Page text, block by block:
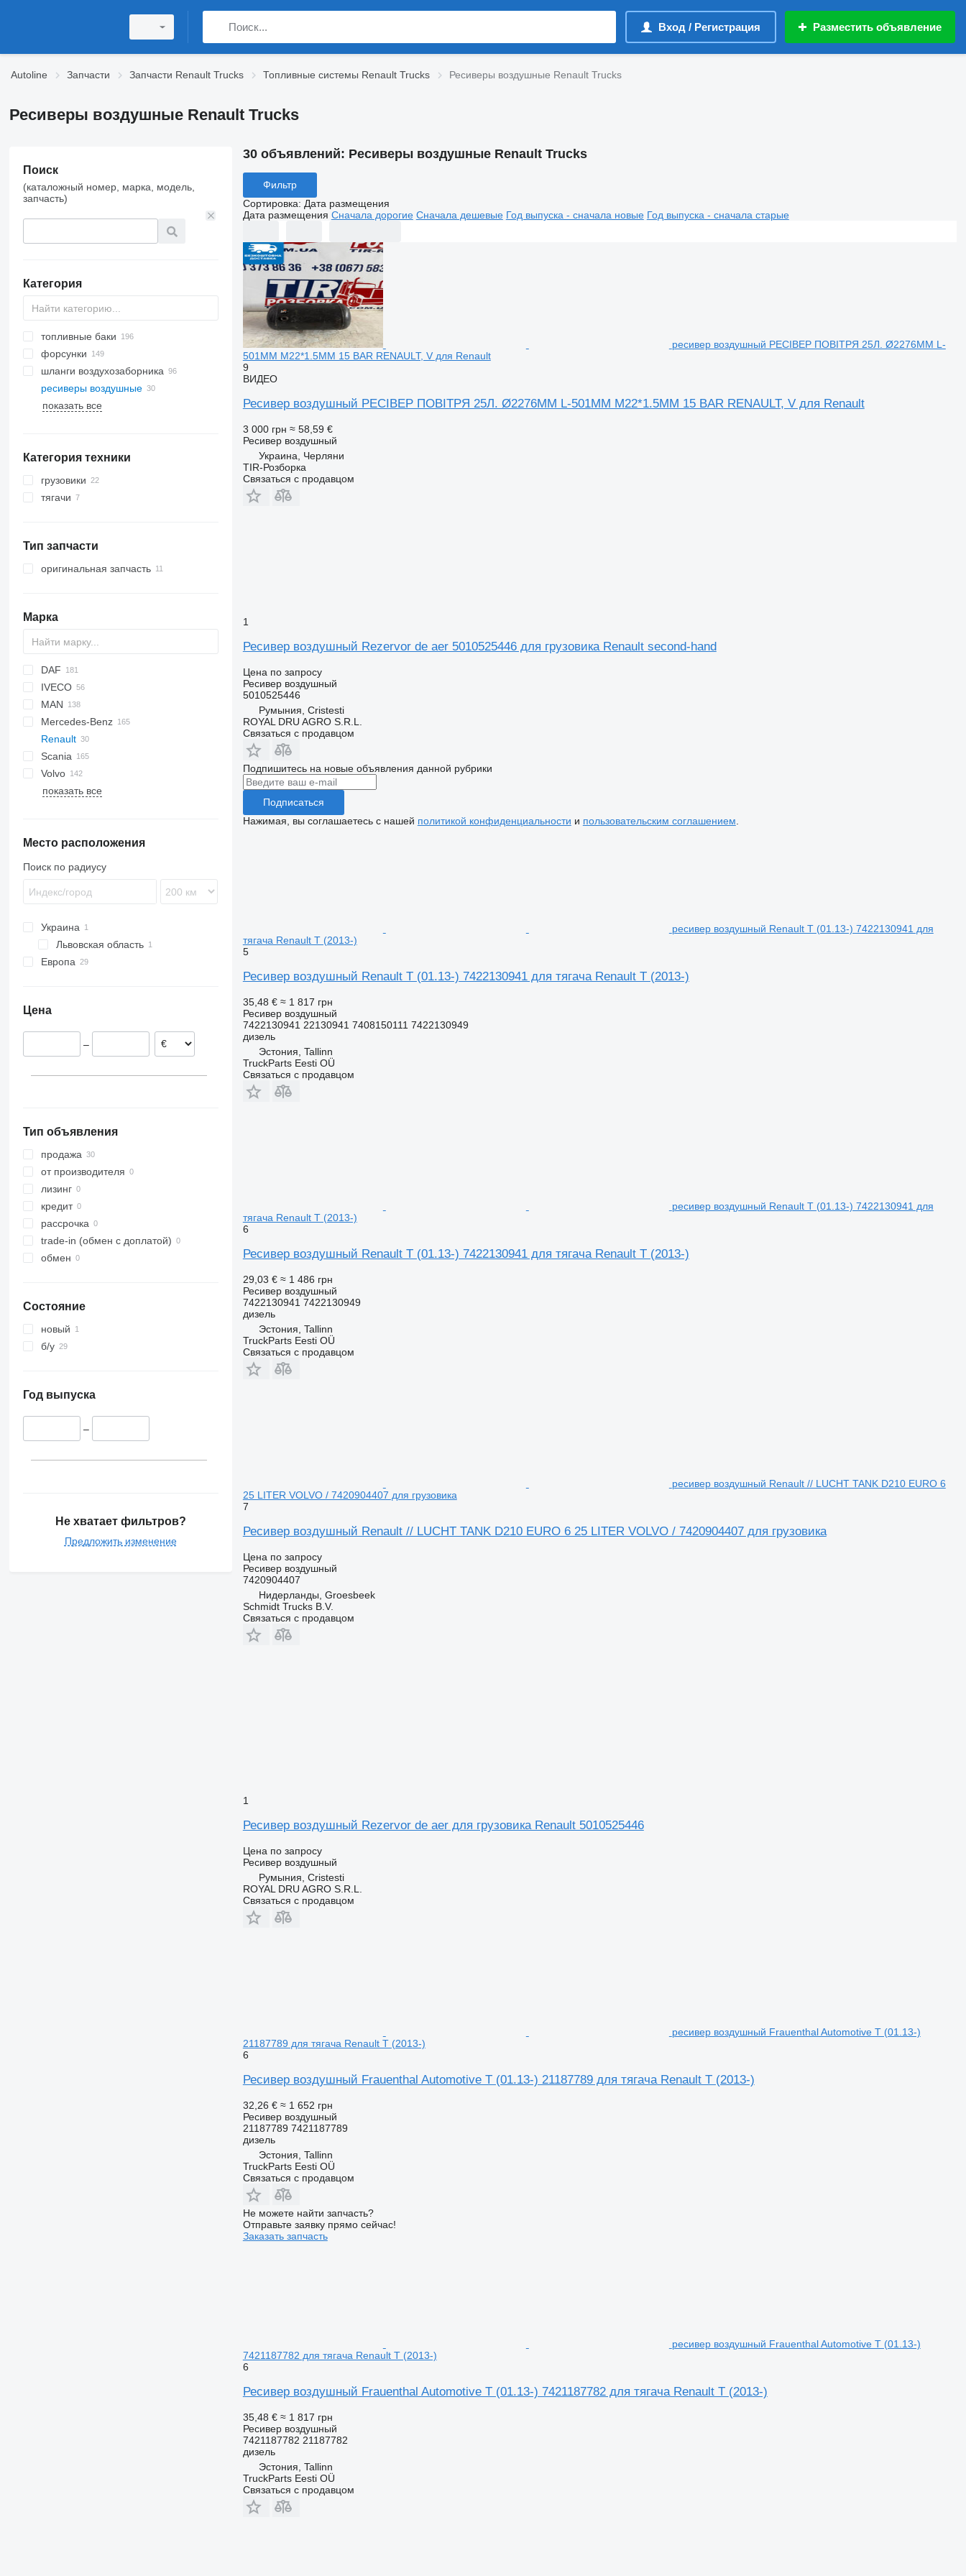
Вход / Регистрация Разместить объявление
Autoline Запчасти Запчасти Renault Trucks Топливные системы Renault Trucks Ресиверы воздушные Renault Trucks
Ресиверы воздушные Renault Trucks
Поиск
(каталожный номер, марка, модель,
запчасть)
Категория
топливные баки
форсунки
шланги воздухозаборника
ресиверы воздушные
показать все
Категория техники
грузовики
тягачи
Тип запчасти
оригинальная запчасть
Марка
A-series
6-Series
X-Series
DAF
CF
LF
XF
IVECO
EuroCargo
Eurotech
S-Way
Stralis
Trakker
LTM
MAN
A-series
L2000
Lion's series
TGA
TGL
TGX
Mercedes-Benz
A-Class
Actros
Antos
Arocs
Econic
LK
MB
Atleon
Renault
D-series
D 210
Midliner
Midlum
T520
Scania
G-series
K-series
SKO
Alpino
Urbino
Volvo
A-series
F89
FL
FM
VNL
показать все
Место расположения
Поиск по радиусу
Украина
Львовская область
Черляны
Европа
Румыния
Нидерланды
Цена
–
Тип объявления
продажа
от производителя
лизинг
кредит
рассрочка
trade-in (обмен с доплатой)
обмен
Состояние
новый
б/у
Год выпуска
–
Не хватает фильтров?
Предложить изменение
30 объявлений: Ресиверы воздушные Renault Trucks
Фильтр
Сортировка: Дата размещения
Дата размещения Сначала дорогие Сначала дешевые Год выпуска - сначала новые Год выпуска - сначала старые
ресивер воздушный РЕСІВЕР ПОВІТРЯ 25Л. Ø2276MM L-
501MM M22*1.5MM 15 BAR RENAULT, V для Renault
9
ВИДЕО
Ресивер воздушный РЕСІВЕР ПОВІТРЯ 25Л. Ø2276MM L-501MM M22*1.5MM 15 BAR RENAULT, V для Renault
3 000 грн ≈ 58,59 €
Ресивер воздушный
Украина, Черляни
TIR-Розборка
Связаться с продавцом
1
Ресивер воздушный Rezervor de aer 5010525446 для грузовика Renault second-hand
Цена по запросу
Ресивер воздушный
5010525446
Румыния, Cristesti
ROYAL DRU AGRO S.R.L.
Связаться с продавцом
Подпишитесь на новые объявления данной рубрики
Подписаться
Нажимая, вы соглашаетесь с нашей политикой конфиденциальности и пользовательским соглашением
ресивер воздушный Renault T (01.13-) 7422130941 для
тягача Renault T (2013-)
5
Ресивер воздушный Renault T (01.13-) 7422130941 для тягача Renault T (2013-)
35,48 € ≈ 1 817 грн
Ресивер воздушный
7422130941 22130941 7408150111 7422130949
дизель
Эстония, Tallinn
TruckParts Eesti OÜ
Связаться с продавцом
ресивер воздушный Renault T (01.13-) 7422130941 для
тягача Renault T (2013-)
6
Ресивер воздушный Renault T (01.13-) 7422130941 для тягача Renault T (2013-)
29,03 € ≈ 1 486 грн
Ресивер воздушный
7422130941 7422130949
дизель
Эстония, Tallinn
TruckParts Eesti OÜ
Связаться с продавцом
ресивер воздушный Renault // LUCHT TANK D210 EURO 6
25 LITER VOLVO / 7420904407 для грузовика
7
Ресивер воздушный Renault // LUCHT TANK D210 EURO 6 25 LITER VOLVO / 7420904407 для грузовика
Цена по запросу
Ресивер воздушный
7420904407
Нидерланды, Groesbeek
Schmidt Trucks B.V.
Связаться с продавцом
1
Ресивер воздушный Rezervor de aer для грузовика Renault 5010525446
Цена по запросу
Ресивер воздушный
Румыния, Cristesti
ROYAL DRU AGRO S.R.L.
Связаться с продавцом
ресивер воздушный Frauenthal Automotive T (01.13-)
21187789 для тягача Renault T (2013-)
6
Ресивер воздушный Frauenthal Automotive T (01.13-) 21187789 для тягача Renault T (2013-)
32,26 € ≈ 1 652 грн
Ресивер воздушный
21187789 7421187789
дизель
Эстония, Tallinn
TruckParts Eesti OÜ
Связаться с продавцом
Не можете найти запчасть?
Отправьте заявку прямо сейчас!
Заказать запчасть
ресивер воздушный Frauenthal Automotive T (01.13-)
7421187782 для тягача Renault T (2013-)
6
Ресивер воздушный Frauenthal Automotive T (01.13-) 7421187782 для тягача Renault T (2013-)
35,48 € ≈ 1 817 грн
Ресивер воздушный
7421187782 21187782
дизель
Эстония, Tallinn
TruckParts Eesti OÜ
Связаться с продавцом